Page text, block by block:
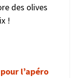
des olives
!
l’apéro